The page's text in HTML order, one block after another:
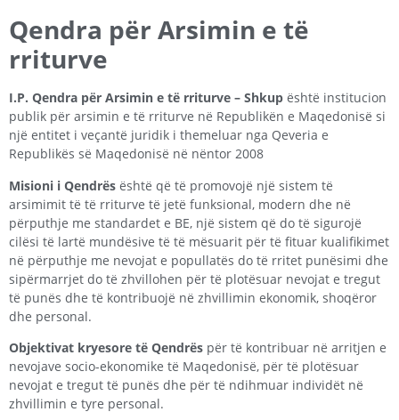
Qendra për Arsimin e të
rriturve
I.P. Qendra për Arsimin e të rriturve – Shkup është institucion
publik për arsimin e të rriturve në Republikën e Maqedonisë si
një entitet i veçantë juridik i themeluar nga Qeveria e
Republikës së Maqedonisë në nëntor 2008
Misioni i Qendrës është që të promovojë një sistem të
arsimimit të të rriturve të jetë funksional, modern dhe në
përputhje me standardet e BE, një sistem që do të sigurojë
cilësi të lartë mundësive të të mësuarit për të fituar kualifikimet
në përputhje me nevojat e popullatës do të rritet punësimi dhe
sipërmarrjet do të zhvillohen për të plotësuar nevojat e tregut
të punës dhe të kontribuojë në zhvillimin ekonomik, shoqëror
dhe personal.
Objektivat kryesore të Qendrës për të kontribuar në arritjen e
nevojave socio-ekonomike të Maqedonisë, për të plotësuar
nevojat e tregut të punës dhe për të ndihmuar individët në
zhvillimin e tyre personal.